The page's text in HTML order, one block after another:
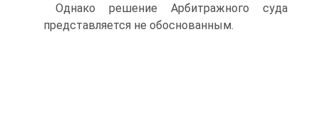
Однако решение Арбитражного суда
представляется не обоснованным.